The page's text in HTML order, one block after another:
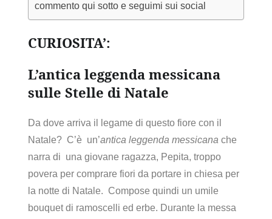
commento qui sotto e seguimi sui social
CURIOSITA’:
L’antica leggenda messicana
sulle Stelle di Natale
Da dove arriva il legame di questo fiore con il
Natale? C’è un’antica leggenda messicana che
narra di una giovane ragazza, Pepita, troppo
povera per comprare fiori da portare in chiesa per
la notte di Natale. Compose quindi un umile
bouquet di ramoscelli ed erbe. Durante la messa